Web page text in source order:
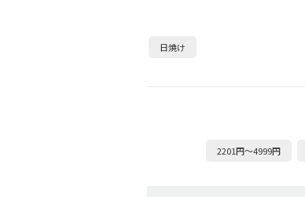
日焼け
2201円～4999円